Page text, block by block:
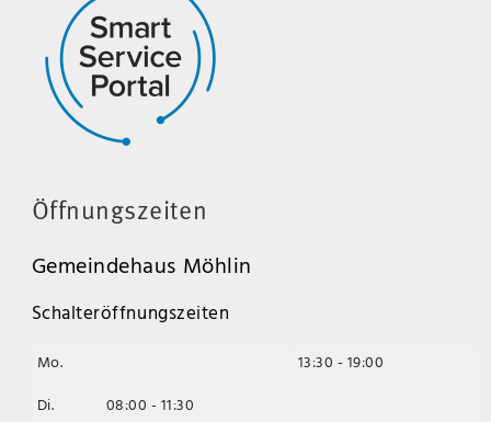
Öffnungszeiten
Gemeindehaus Möhlin
Schalteröffnungszeiten
Mo.
13:30 - 19:00
Di.
08:00 - 11:30